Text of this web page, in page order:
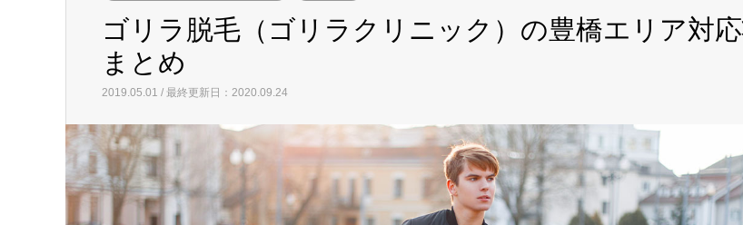
ゴリラ脱毛（ゴリラクリニック）の豊橋エリア対
まとめ
2019.05.01 / 最終更新日：2020.09.24